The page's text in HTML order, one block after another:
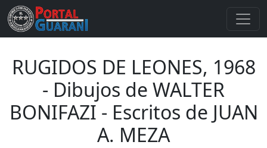
RUGIDOS DE LEONES, 1968
- Dibujos de WALTER
BONIFAZI - Escritos de JUAN
A. MEZA